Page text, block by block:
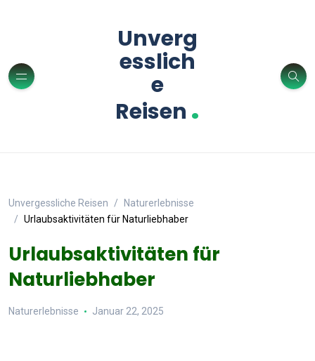
Unverg
esslich
e
Reisen .
Unvergessliche Reisen
Naturerlebnisse
Urlaubsaktivitäten für Naturliebhaber
Urlaubsaktivitäten für
Naturliebhaber
Naturerlebnisse Januar 22, 2025